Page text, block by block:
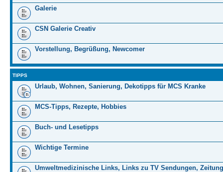
Galerie
CSN Galerie Creativ
Vorstellung, Begrüßung, Newcomer
TIPPS
Urlaub, Wohnen, Sanierung, Dekotipps für MCS Kranke
MCS-Tipps, Rezepte, Hobbies
Buch- und Lesetipps
Wichtige Termine
Umweltmedizinische Links, Links zu TV Sendungen,